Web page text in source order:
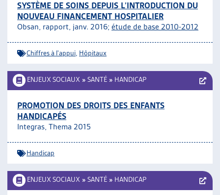
SYSTÈME DE SOINS DEPUIS L’INTRODUCTION DU
NOUVEAU FINANCEMENT HOSPITALIER
Obsan, rapport, janv. 2016; étude de base 2010-2012
Chiffres à l'appui Hôpitaux
ENJEUX SOCIAUX » SANTÉ » HANDICAP
PROMOTION DES DROITS DES ENFANTS
HANDICAPÉS
Integras, Thema 2015
Handicap
ENJEUX SOCIAUX » SANTÉ » HANDICAP